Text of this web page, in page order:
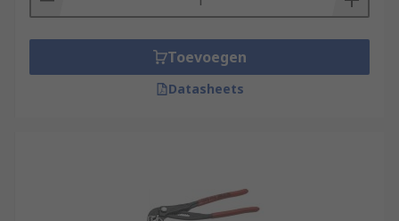
Toevoegen
Datasheets